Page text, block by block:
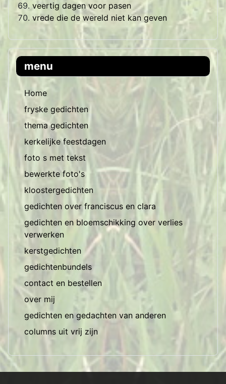
menu
Home
fryske gedichten
thema gedichten
kerkelijke feestdagen
foto s met tekst
bewerkte foto's
kloostergedichten
gedichten over franciscus en clara
gedichten en bloemschikking over verlies
verwerken
kerstgedichten
gedichtenbundels
contact en bestellen
over mij
gedichten en gedachten van anderen
columns uit vrij zijn
veertig dagen voor pasen
vrede die de wereld niet kan geven